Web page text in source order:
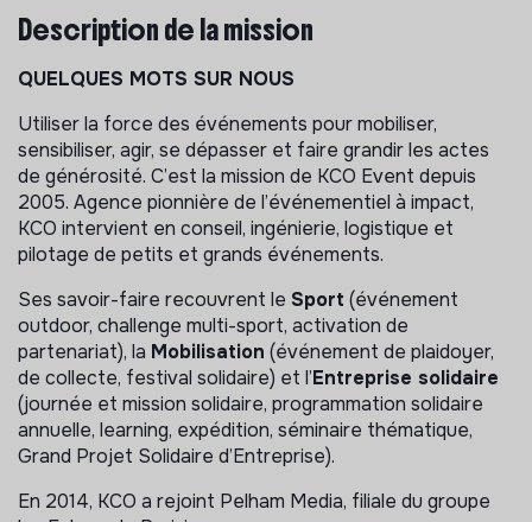
Description de la mission
QUELQUES MOTS SUR NOUS
Utiliser la force des événements pour mobiliser,
sensibiliser, agir, se dépasser et faire grandir les actes
de générosité. C’est la mission de KCO Event depuis
2005. Agence pionnière de l’événementiel à impact,
KCO intervient en conseil, ingénierie, logistique et
pilotage de petits et grands événements.
Ses savoir-faire recouvrent le Sport (événement
outdoor, challenge multi-sport, activation de
partenariat), la Mobilisation (événement de plaidoyer,
de collecte, festival solidaire) et l’Entreprise solidaire
(journée et mission solidaire, programmation solidaire
annuelle, learning, expédition, séminaire thématique,
Grand Projet Solidaire d’Entreprise).
En 2014, KCO a rejoint Pelham Media, filiale du groupe